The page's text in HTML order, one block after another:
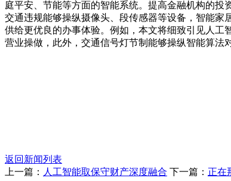
庭平安、节能等方面的智能系统。提高金融机构的投
交通违规能够操纵摄像头、段传感器等设备，智能
供给更优良的办事体验。例如，本文将细致引见人
营业操做，此外，交通信号灯节制能够操纵智能算法
返回新闻列表
上一篇： 人工智能取保守财产深度融合 下一篇： 正在